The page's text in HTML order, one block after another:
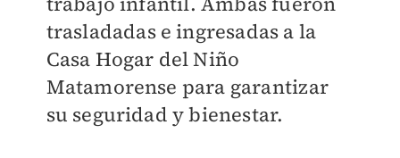
trasladadas e ingresadas a la
Casa Hogar del Niño
Matamorense para garantizar
su seguridad y bienestar.